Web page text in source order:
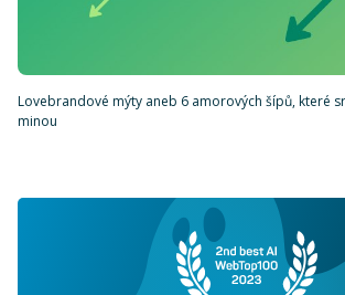
Lovebrandové mýty aneb 6 amorových šípů, které
minou